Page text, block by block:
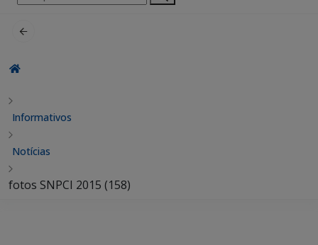
por:
Informativos
Notícias
fotos SNPCI 2015 (158)